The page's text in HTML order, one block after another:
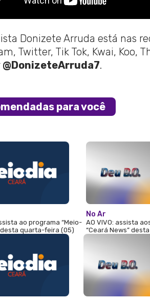
Donizete Arruda está nas
Twitter, Tik Tok, Kwai, Koo,
@DonizeteArruda7.
para você
ao programa “Meio-
desta quarta-feira (05)
No Ar
AO VIVO: assista
“Ceará News”